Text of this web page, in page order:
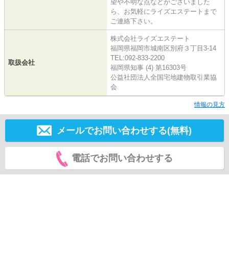
望や不明な点などがございました
ら、お気軽にライズエステートまで
ご連絡下さい。
取扱会社
株式会社ライズエステート
福岡県福岡市城南区別府３丁目3-14
TEL:092-833-2200
福岡県知事 (4) 第16303号
公益社団法人全国宅地建物取引業協
会
情報の見方
メールでお問い合わせする(無料)
電話でお問い合わせする